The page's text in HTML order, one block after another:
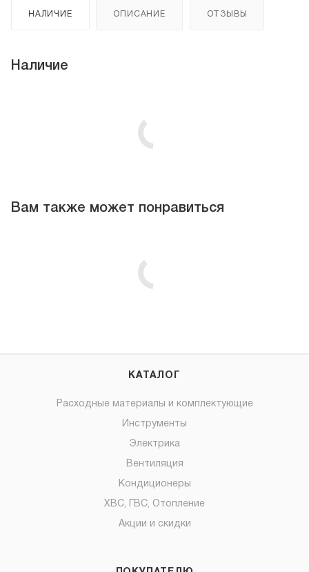
НАЛИЧИЕ ОПИСАНИЕ ОТЗЫВЫ
Наличие
Вам также может понравиться
КАТАЛОГ
Расходные материалы и комплектующие
Инструменты
Электрика
Вентиляция
Кондиционеры
ХВС, ГВС, Отопление
Акции и скидки